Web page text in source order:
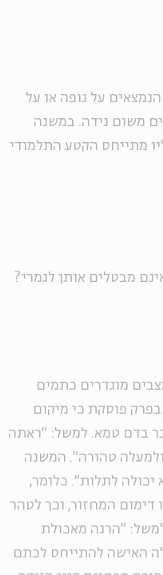
על גופה או על
משום נידה. במשנה
מתייחס הקטע התלמודי
מבטלים אותן לגמרי?
מוגדרים כתמים
פוסקת כי מיקום
בדם טמא. למשל: "ראתה
טהורה". המשנה
יכולה לתלות". כלומר,
המחזור, וכך לטהר
"הרגה מאכולת
האישה להתייחס לכתם